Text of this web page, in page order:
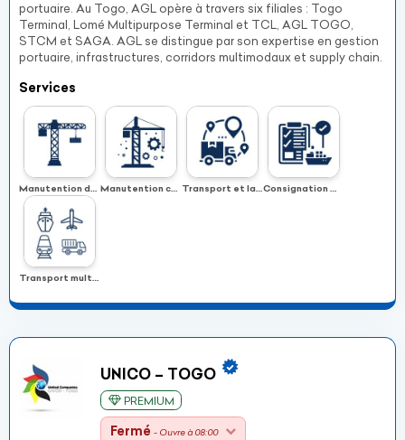
portuaire. Au Togo, AGL opère à travers six filiales : Togo
Terminal, Lomé Multipurpose Terminal et TCL, AGL TOGO,
STCM et SAGA. AGL se distingue par son expertise en gestion
portuaire, infrastructures, corridors multimodaux et supply chain.
Services
Manutention des conteneurs Manutention conventionnelle Transport et la logistique Consignation maritime
Transport multimodal
UNICO – TOGO
PREMIUM
Fermé - Ouvre à 08:00